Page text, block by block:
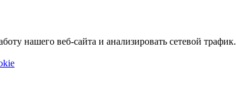
нашего веб-сайта и анализировать сетевой трафик.